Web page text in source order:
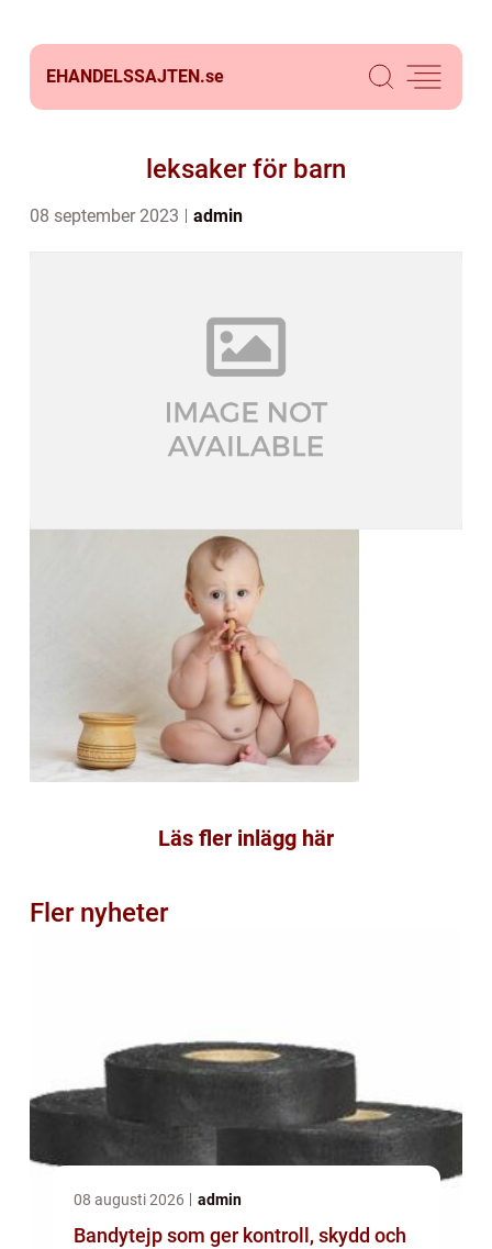
EHANDELSSAJTEN.se
leksaker för barn
08 september 2023 admin
Läs fler inlägg här
Fler nyheter
08 augusti 2026 admin
Bandytejp som ger kontroll, skydd och